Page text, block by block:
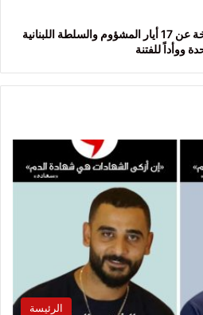
“القومي”: “اتفاق الاطار” نسخة عن 17 أيار المشؤوم والسلطة اللبنانية
ووأداً للفتنة
الرئيسة